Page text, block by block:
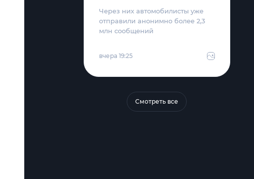
Через них автомобилисты уже
отправили анонимно более 2,3
млн сообщений
вчера 19:25
Смотреть все